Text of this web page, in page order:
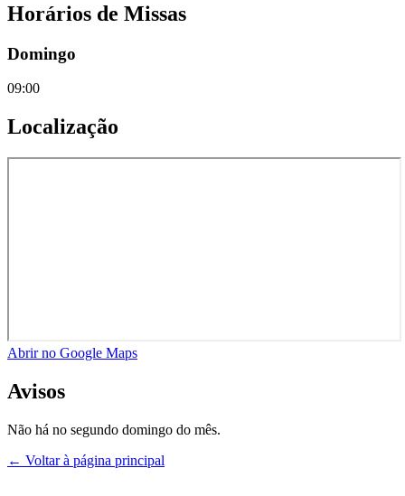
Horários de Missas
Domingo
09:00
Localização
Abrir no Google Maps
Avisos
Não há no segundo domingo do mês.
← Voltar à página principal